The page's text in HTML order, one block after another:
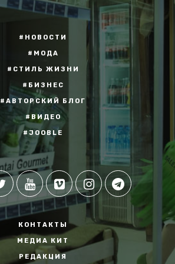
#НОВОСТИ
#МОДА
#СТИЛЬ ЖИЗНИ
#БИЗНЕС
#АВТОРСКИЙ БЛОГ
#ВИДЕО
#JOOBLE
КОНТАКТЫ
МЕДИА КИТ
РЕДАКЦИЯ